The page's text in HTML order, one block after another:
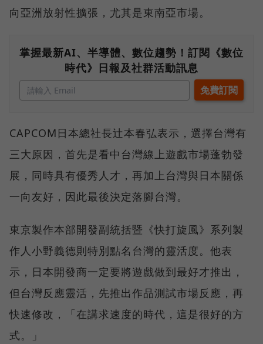
向亞洲放射性擴張，尤其是東南亞市場。
掌握最新AI、半導體、數位趨勢！訂閱《數位
時代》日報及社群活動訊息
CAPCOM日本總社長辻本春弘表示，選擇台灣有
三大原因，首先是看中台灣線上遊戲市場蓬勃發
展，同時具有優秀人才，再加上台灣與日本關係
一向友好，因此最後決定落腳台灣。
東京製作本部開發副統括暨《快打旋風》系列製
作人小野義德則特別點名台灣的靈活度。他表
示，日本開發商一定要將遊戲做到最好才推出，
但台灣反應靈活，先推出作品測試市場反應，再
快速修改，「在講求速度的時代，這是很好的方
式。」